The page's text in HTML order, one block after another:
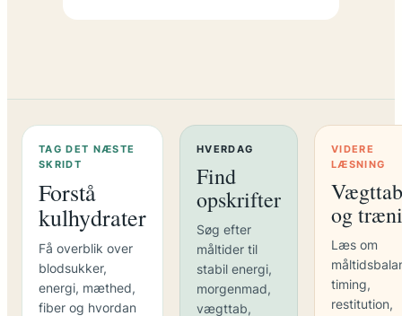
TAG DET NÆSTE
SKRIDT
Forstå
kulhydrater
Få overblik over
blodsukker,
energi, mæthed,
fiber og hvordan
HVERDAG
Find
opskrifter
Søg efter
måltider til
stabil energi,
morgenmad,
vægttab,
VIDERE
LÆSNING
Vægttab
og
Læs om
timing,
restitution,